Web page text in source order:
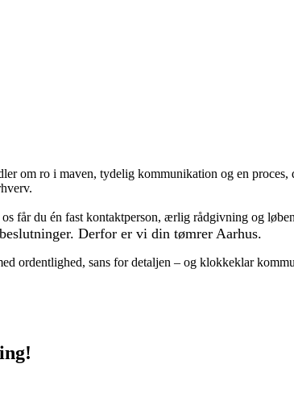
om ro i maven, tydelig kommunikation og en
får du én fast kontaktperson, ærlig rådgivning og
Derfor er vi din tømrer Aarhus.
ordentlighed, sans for detaljen – og klokkeklar